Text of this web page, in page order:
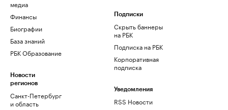
медиа
Финансы
Биографии
База знаний
РБК Образование
Новости
регионов
Санкт-Петербург
и область
Подписки
Скрыть баннеры
на РБК
Подписка на РБК
Корпоративная
подписка
Уведомления
RSS Новости